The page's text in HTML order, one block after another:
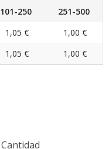
101-250
251-500
1,05 €
1,00 €
1,05 € 1,00 €
Cantidad